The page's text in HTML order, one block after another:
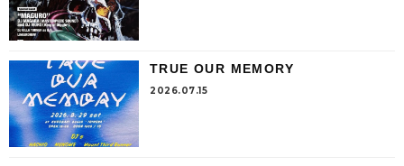
TRUE OUR MEMORY
2026.07.15